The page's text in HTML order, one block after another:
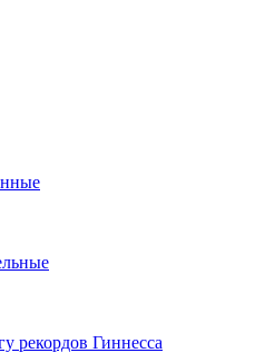
рекордов Гиннесса